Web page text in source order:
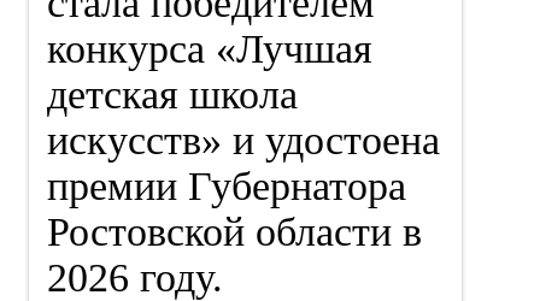
конкурса «Лучшая
детская школа
искусств» и удостоена
премии Губернатора
Ростовской области в
2026 году.